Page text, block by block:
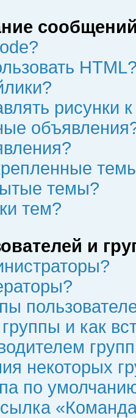
рисунки
темы?
тем?
и
и как
некоторых
по